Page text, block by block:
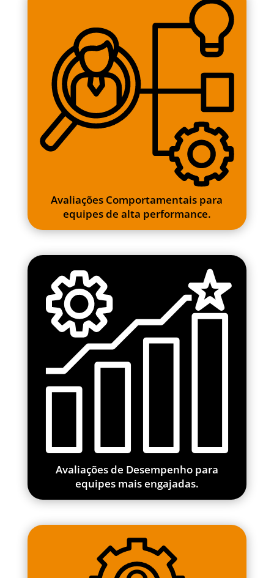
Avaliações Comportamentais para
equipes de alta performance.
Avaliações de Desempenho para
equipes mais engajadas.